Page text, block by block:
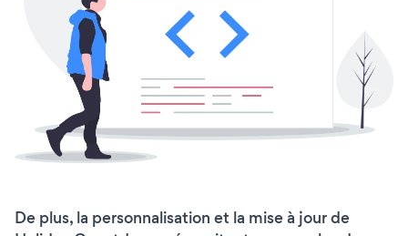
De plus, la personnalisation et la mise à jour de